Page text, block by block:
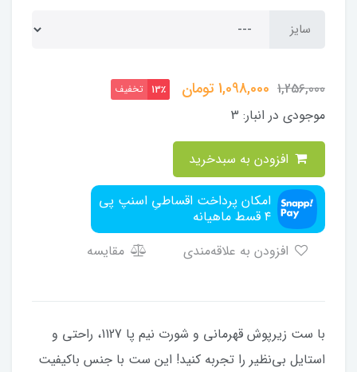
سایز
1,256,000
1,098,000تومان 13٪ تخفیف
موجودی در انبار: 3
امکان پرداخت اقساطیِ اسنپ پی
۴ قسط ماهیانه
مقایسه
با ست زیرپوش قهرمانی و شورت نیم پا 1127، راحتی و
استایل بی‌نظیر را تجربه کنید! این ست با جنس باکیفیت